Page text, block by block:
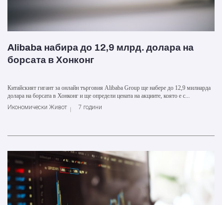
Alibaba набира до 12,9 млрд. долара на
борсата в Хонконг
Китайският гигант за онлайн търговия Alibaba Group ще набере до 12,9 милиарда
долара на борсата в Хонконг и ще определи цената на акциите, която е с...
Икономически Живот
7 години